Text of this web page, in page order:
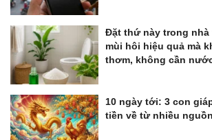
Đặt thứ này trong
mùi hôi hiệu quả mà
thơm, không cần
10 ngày tới: 3 con
tiền về từ nhiều nguồn